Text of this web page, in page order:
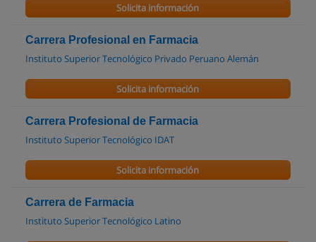
Solicita información
Carrera Profesional en Farmacia
Instituto Superior Tecnológico Privado Peruano Alemán
Solicita información
Carrera Profesional de Farmacia
Instituto Superior Tecnológico IDAT
Solicita información
Carrera de Farmacia
Instituto Superior Tecnológico Latino